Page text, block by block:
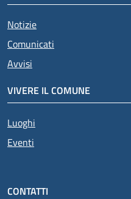
Notizie
Comunicati
Avvisi
VIVERE IL COMUNE
Luoghi
Eventi
CONTATTI